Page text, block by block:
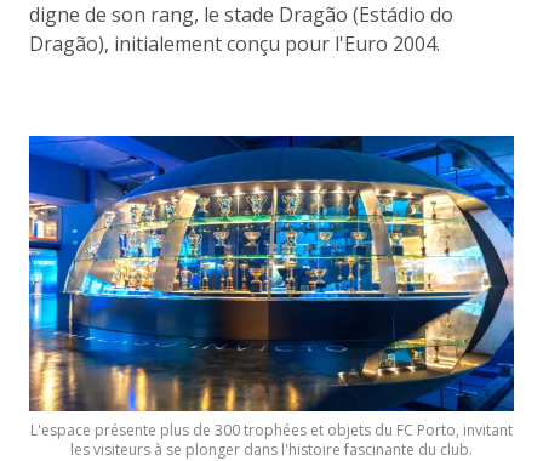
digne de son rang, le stade Dragão (Estádio do
Dragão), initialement conçu pour l'Euro 2004.
L'espace présente plus de 300 trophées et objets du FC Porto, invitant
les visiteurs à se plonger dans l'histoire fascinante du club.